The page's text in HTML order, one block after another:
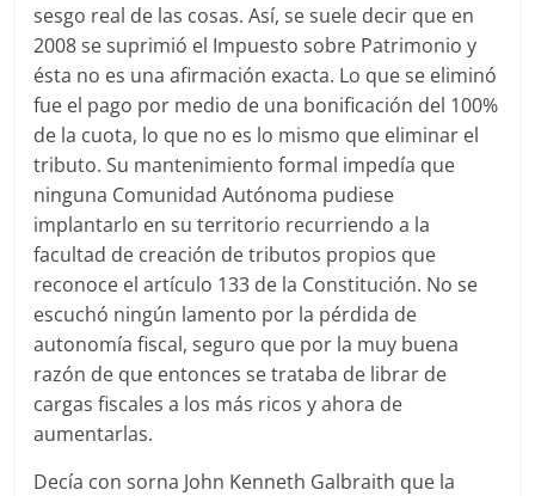
sesgo real de las cosas. Así, se suele decir que en
2008 se suprimió el Impuesto sobre Patrimonio y
ésta no es una afirmación exacta. Lo que se eliminó
fue el pago por medio de una bonificación del 100%
de la cuota, lo que no es lo mismo que eliminar el
tributo. Su mantenimiento formal impedía que
ninguna Comunidad Autónoma pudiese
implantarlo en su territorio recurriendo a la
facultad de creación de tributos propios que
reconoce el artículo 133 de la Constitución. No se
escuchó ningún lamento por la pérdida de
autonomía fiscal, seguro que por la muy buena
razón de que entonces se trataba de librar de
cargas fiscales a los más ricos y ahora de
aumentarlas.
Decía con sorna John Kenneth Galbraith que la